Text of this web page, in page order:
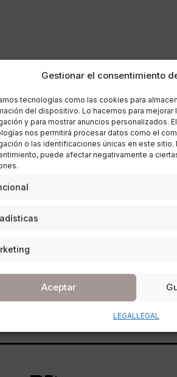
Gestionar el consentimiento
tecnologías como las cookies para
del dispositivo. Lo hacemos para mejorar
y para mostrar anuncios personalizados.
nos permitirá procesar datos como el
o las identificaciones únicas en este sitio.
puede afectar negativamente a
Aceptar
LEGAL LEGAL
ESTILO DE VIDA, SALUD Y BELLEZA
Dra. Elena Gaspar: la